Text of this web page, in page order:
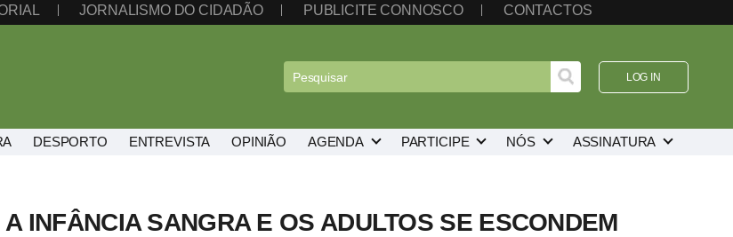
JORNALISMO DO CIDADÃO PUBLICITE CONNOSCO CONTACTOS
LOG IN
DESPORTO ENTREVISTA
OPINIÃO
INFÂNCIA SANGRA E OS ADULTOS SE ESCONDEM